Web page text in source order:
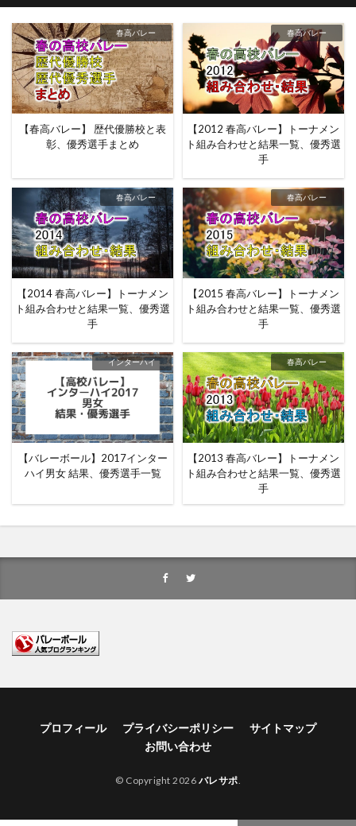
春高バレー
【春高バレー】 歴代優勝校と表
彰、優秀選手まとめ
春高バレー
【2012 春高バレー】トーナメン
ト組み合わせと結果一覧、優秀選
手
春高バレー
【2014 春高バレー】トーナメン
ト組み合わせと結果一覧、優秀選
手
春高バレー
【2015 春高バレー】トーナメン
ト組み合わせと結果一覧、優秀選
手
インターハイ
【バレーボール】2017インター
ハイ男女 結果、優秀選手一覧
春高バレー
【2013 春高バレー】トーナメン
ト組み合わせと結果一覧、優秀選
手
プロフィール プライバシーポリシー
サイトマップ
お問い合わせ
© Copyright 2026 バレサポ.